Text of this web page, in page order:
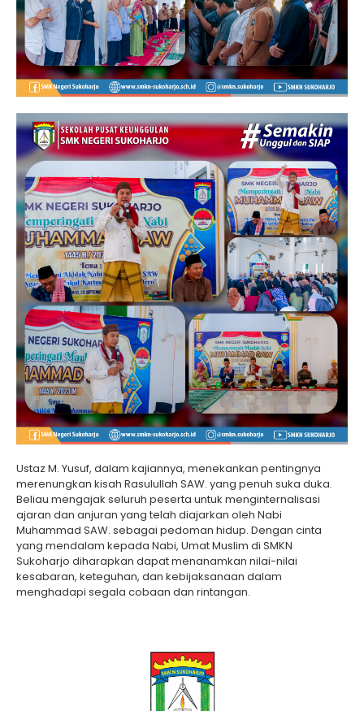
Ustaz M. Yusuf, dalam kajiannya, menekankan pentingnya
merenungkan kisah Rasulullah SAW. yang penuh suka duka.
Beliau mengajak seluruh peserta untuk menginternalisasi
ajaran dan anjuran yang telah diajarkan oleh Nabi
Muhammad SAW. sebagai pedoman hidup. Dengan cinta
yang mendalam kepada Nabi, Umat Muslim di SMKN
Sukoharjo diharapkan dapat menanamkan nilai-nilai
kesabaran, keteguhan, dan kebijaksanaan dalam
menghadapi segala cobaan dan rintangan.